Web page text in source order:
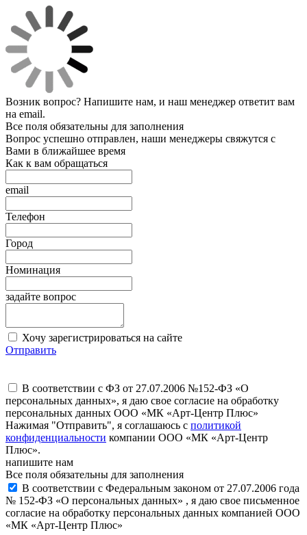
Возник вопрос? Напишите нам, и наш менеджер ответит вам
на email.
Все поля обязательны для заполнения
Вопрос успешно отправлен, наши менеджеры свяжутся с
Вами в ближайшее время
Как к вам обращаться
email
Телефон
Город
Номинация
задайте вопрос
Хочу зарегистрироваться на сайте
Отправить
В соответствии с ФЗ от 27.07.2006 №152-ФЗ «О
персональных данных», я даю свое согласие на обработку
персональных данных ООО «МК «Арт-Центр Плюс»
Нажимая "Отправить", я соглашаюсь с политикой
конфиденциальности компании ООО «МК «Арт-Центр
Плюс».
напишите нам
Все поля обязательны для заполнения
В соответствии с Федеральным законом от 27.07.2006 года
№ 152-ФЗ «О персональных данных» , я даю свое письменное
согласие на обработку персональных данных компанией ООО
«МК «Арт-Центр Плюс»